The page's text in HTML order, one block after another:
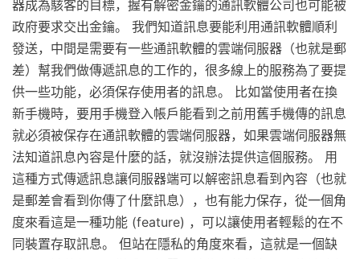
器成為駭客的目標，握有解密金鑰的通訊軟體公司也可能被
政府要求交出金鑰。 我們知道訊息要能利用通訊軟體順利
發送，中間是需要有一些通訊軟體的雲端伺服器（也就是郵
差）幫我們做傳遞訊息的工作的，很多線上的服務為了要提
供一些功能，必須保存使用者的訊息。 比如當使用者在換
新手機時，要用手機登入帳戶能看到之前用舊手機傳的訊息
就必須被保存在通訊軟體的雲端伺服器，如果雲端伺服器無
法知道訊息內容是什麼的話，就沒辦法提供這個服務。 用
這種方式傳遞訊息讓伺服器端可以解密訊息看到內容（也就
是郵差會看到你傳了什麼訊息），也有能力保存，從一個角
度來看這是一種功能 (feature) ，可以讓使用者輕鬆的在不
同裝置存取訊息。 但站在隱私的角度來看，這就是一個缺